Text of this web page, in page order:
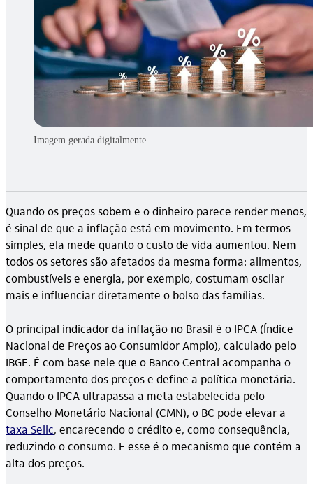
Imagem gerada digitalmente
Quando os preços sobem e o dinheiro parece render menos,
é sinal de que a inflação está em movimento. Em termos
simples, ela mede quanto o custo de vida aumentou. Nem
todos os setores são afetados da mesma forma: alimentos,
combustíveis e energia, por exemplo, costumam oscilar
mais e influenciar diretamente o bolso das famílias.
O principal indicador da inflação no Brasil é o IPCA (Índice
Nacional de Preços ao Consumidor Amplo), calculado pelo
IBGE. É com base nele que o Banco Central acompanha o
comportamento dos preços e define a política monetária.
Quando o IPCA ultrapassa a meta estabelecida pelo
Conselho Monetário Nacional (CMN), o BC pode elevar a
taxa Selic, encarecendo o crédito e, como consequência,
reduzindo o consumo. E esse é o mecanismo que contém a
alta dos preços.